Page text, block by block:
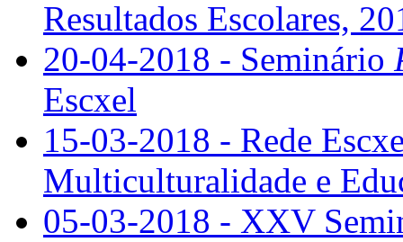
Resultados Escolares,
20-04-2018 - Seminário
Escxel
15-03-2018 - Rede
Multiculturalidade e
05-03-2018 - XXV